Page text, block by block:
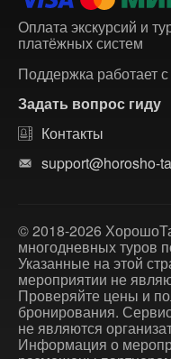
Оплата экскурсий и
платёжных систем
Поддержка работает
Задать вопрос гиду
Контакты
support@horosho-
© 2018-2026
многодневных туров
Указанные на этой
мероприятии не
Проверяйте цены и
бронирования.
не являются
Информация о